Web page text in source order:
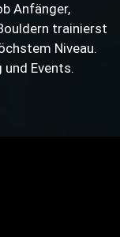
Anfänger,
trainierst
Niveau.
und Events.